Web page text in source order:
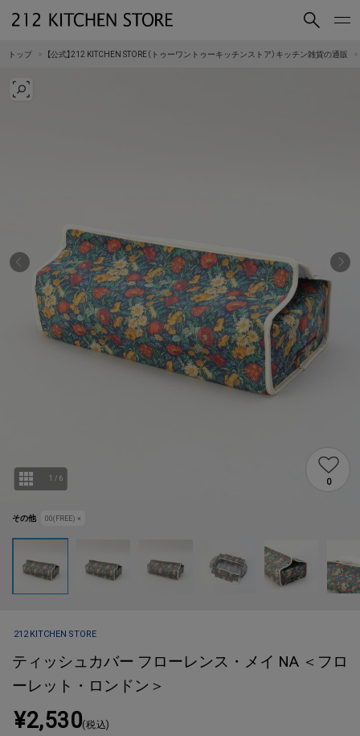
買いもの
Instagram Facebook Mail Magazine YouTube
LINE
トップ 【公式】212 KITCHEN STORE（トゥーワントゥーキッチンストア）キッチン雑貨の通販
その他 00(FREE) ×
1 / 6 0
212 KITCHEN STORE
ティッシュカバー フローレンス・メイ NA ＜フロ
ーレット・ロンドン＞
¥2,530(税込)